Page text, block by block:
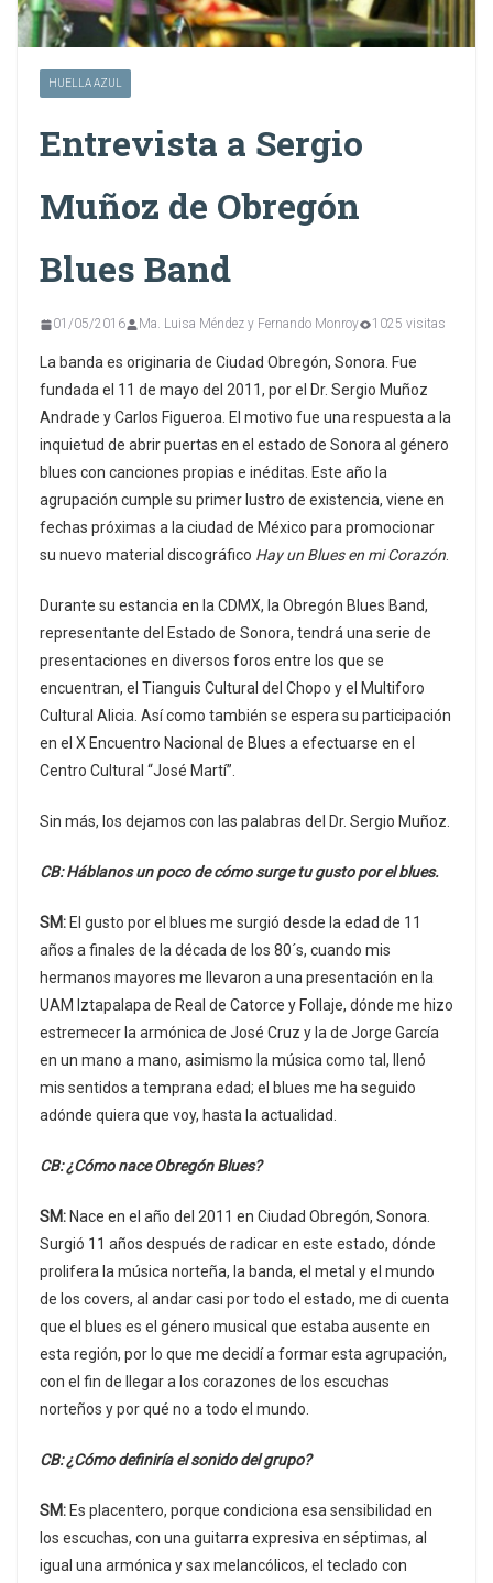
HUELLA AZUL
Entrevista a Sergio
Muñoz de Obregón
Blues Band
01/05/2016 Ma. Luisa Méndez y Fernando Monroy 1025 visitas
La banda es originaria de Ciudad Obregón, Sonora. Fue
fundada el 11 de mayo del 2011, por el Dr. Sergio Muñoz
Andrade y Carlos Figueroa. El motivo fue una respuesta a la
inquietud de abrir puertas en el estado de Sonora al género
blues con canciones propias e inéditas. Este año la
agrupación cumple su primer lustro de existencia, viene en
fechas próximas a la ciudad de México para promocionar
su nuevo material discográfico Hay un Blues en mi Corazón.
Durante su estancia en la CDMX, la Obregón Blues Band,
representante del Estado de Sonora, tendrá una serie de
presentaciones en diversos foros entre los que se
encuentran, el Tianguis Cultural del Chopo y el Multiforo
Cultural Alicia. Así como también se espera su participación
en el X Encuentro Nacional de Blues a efectuarse en el
Centro Cultural “José Martí”.
Sin más, los dejamos con las palabras del Dr. Sergio Muñoz.
CB: Háblanos un poco de cómo surge tu gusto por el blues.
SM: El gusto por el blues me surgió desde la edad de 11
años a finales de la década de los 80´s, cuando mis
hermanos mayores me llevaron a una presentación en la
UAM Iztapalapa de Real de Catorce y Follaje, dónde me hizo
estremecer la armónica de José Cruz y la de Jorge García
en un mano a mano, asimismo la música como tal, llenó
mis sentidos a temprana edad; el blues me ha seguido
adónde quiera que voy, hasta la actualidad.
CB: ¿Cómo nace Obregón Blues?
SM: Nace en el año del 2011 en Ciudad Obregón, Sonora.
Surgió 11 años después de radicar en este estado, dónde
prolifera la música norteña, la banda, el metal y el mundo
de los covers, al andar casi por todo el estado, me di cuenta
que el blues es el género musical que estaba ausente en
esta región, por lo que me decidí a formar esta agrupación,
con el fin de llegar a los corazones de los escuchas
norteños y por qué no a todo el mundo.
CB: ¿Cómo definiría el sonido del grupo?
SM: Es placentero, porque condiciona esa sensibilidad en
los escuchas, con una guitarra expresiva en séptimas, al
igual una armónica y sax melancólicos, el teclado con